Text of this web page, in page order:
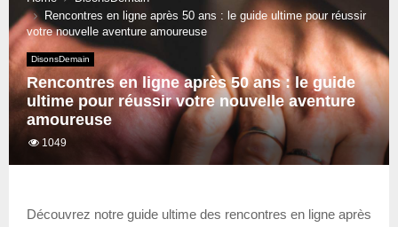
Rencontres en ligne après 50 ans : le guide ultime pour réussir
votre nouvelle aventure amoureuse
DisonsDemain
Rencontres en ligne après 50 ans : le guide
ultime pour réussir votre nouvelle aventure
amoureuse
1049
Découvrez notre guide ultime des rencontres en ligne après